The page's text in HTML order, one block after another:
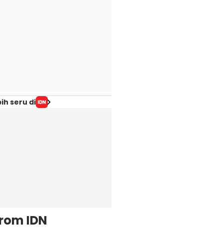
seru di
IDN